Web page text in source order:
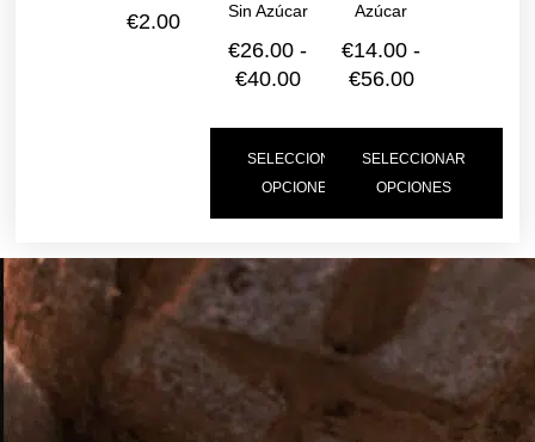
€2.00
Sin Azúcar
€26.00 -
€40.00
SELECCIONAR
OPCIONES
Azúcar
€14.00 -
€56.00
SELECCIONAR
OPCIONES